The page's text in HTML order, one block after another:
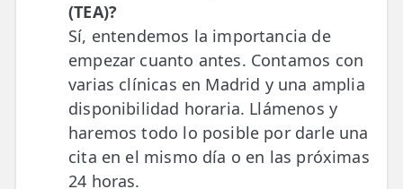
(TEA)?
Sí, entendemos la importancia de
empezar cuanto antes. Contamos con
varias clínicas en Madrid y una amplia
disponibilidad horaria. Llámenos y
haremos todo lo posible por darle una
cita en el mismo día o en las próximas
24 horas.